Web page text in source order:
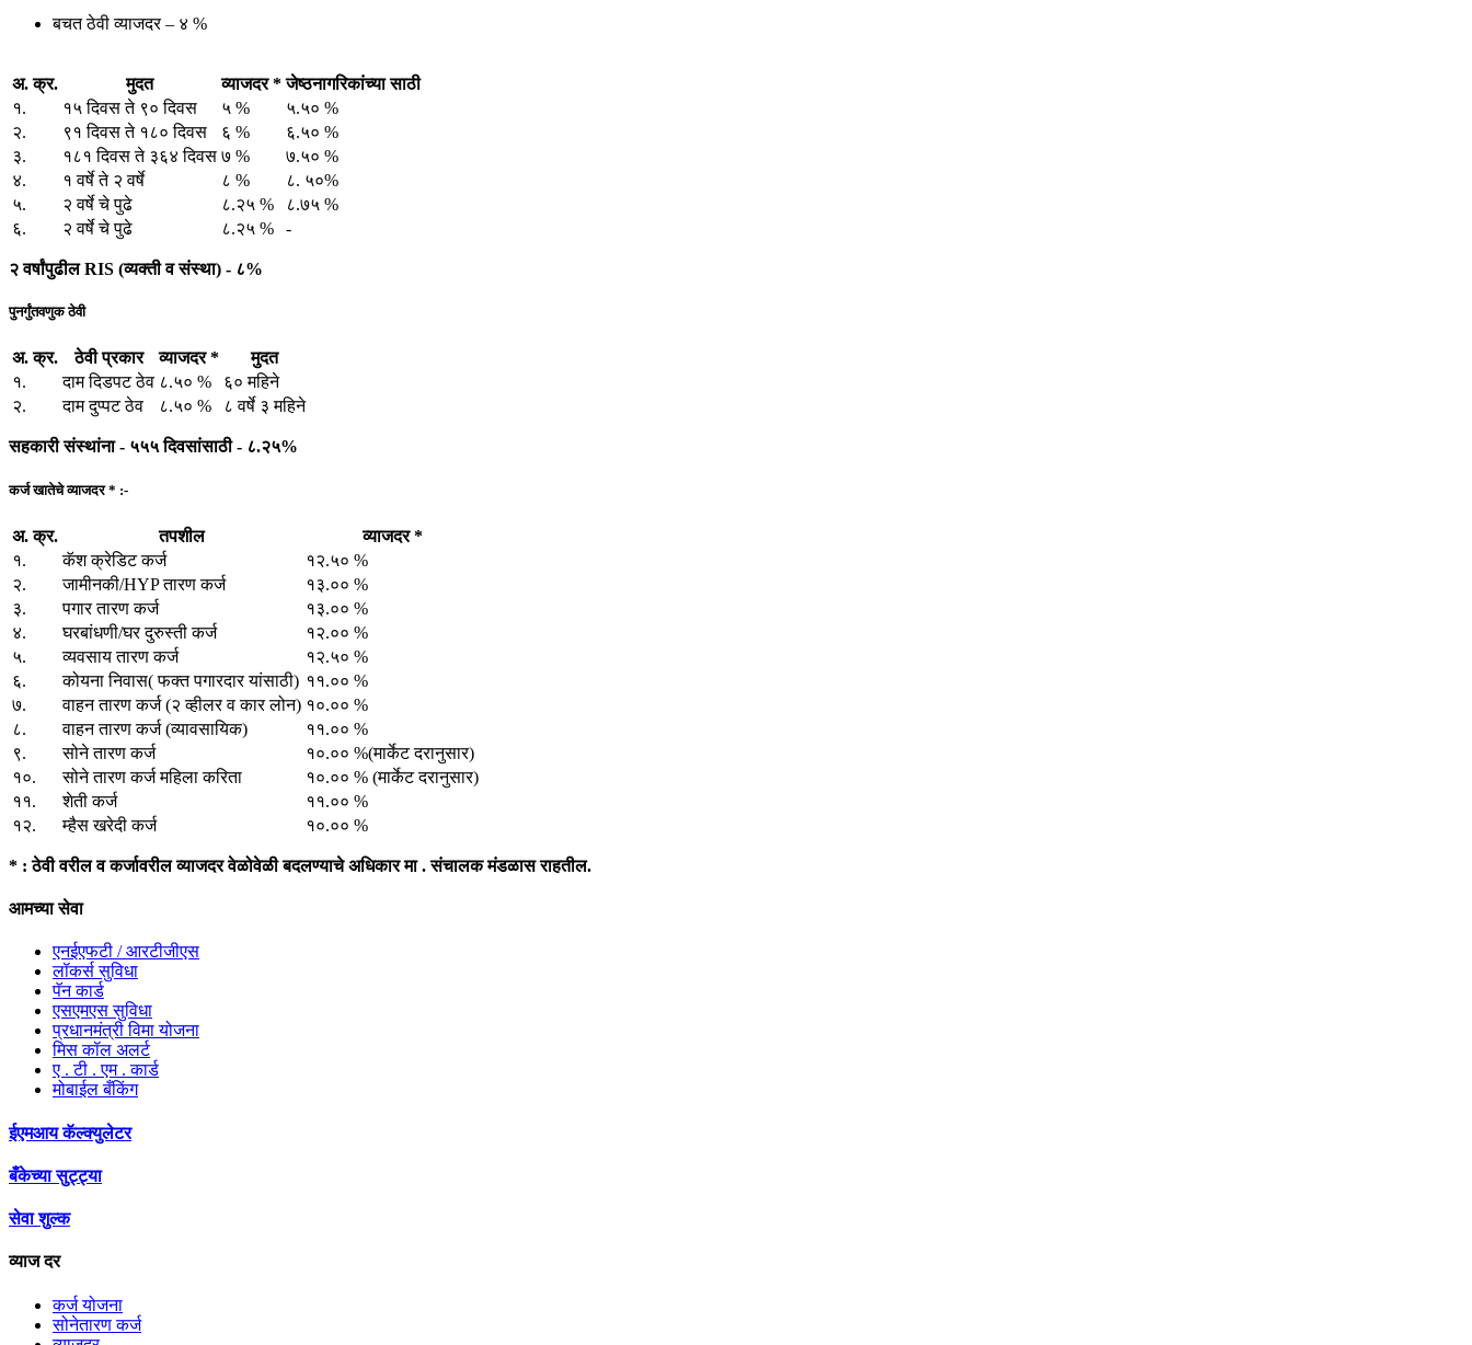
बचत ठेवी व्याजदर – ४ %
अ. क्र. मुदत व्याजदर * जेष्ठनागरिकांच्या साठी
१.
१५ दिवस ते ९० दिवस ५ %
५.५० %
२.
९१ दिवस ते १८० दिवस ६ %
६.५० %
३.
१८१ दिवस ते ३६४ दिवस ७ %
७.५० %
४.
१ वर्षे ते २ वर्षे ८ %
८. ५०%
५.
२ वर्षे चे पुढे ८.२५ %
८.७५ %
६.
२ वर्षे चे पुढे ८.२५ % -
२ वर्षांपुढील RIS (व्यक्ती व संस्था) - ८%
पुनर्गुंतवणुक ठेवी
अ. क्र. ठेवी प्रकार व्याजदर *
मुदत
१.
दाम दिडपट ठेव ८.५० %
६० महिने
२.
दाम दुप्पट ठेव ८.५० % ८ वर्षे ३ महिने
सहकारी संस्थांना - ५५५ दिवसांसाठी - ८.२५%
कर्ज खातेचे व्याजदर * :-
अ. क्र. तपशील
व्याजदर *
१.
कॅश क्रेडिट कर्ज
१२.५० %
२.
जामीनकी/HYP तारण कर्ज
१३.०० %
३.
पगार तारण कर्ज
१३.०० %
४.
घरबांधणी/घर दुरुस्ती कर्ज
१२.०० %
५.
व्यवसाय तारण कर्ज
१२.५० %
६.
कोयना निवास( फक्त पगारदार यांसाठी) ११.०० %
७.
वाहन तारण कर्ज (२ व्हीलर व कार लोन) १०.०० %
८.
वाहन तारण कर्ज (व्यावसायिक)
११.०० %
९.
सोने तारण कर्ज
१०.०० %(मार्केट दरानुसार)
१०.
सोने तारण कर्ज महिला करिता
१०.०० % (मार्केट दरानुसार)
११.
शेती कर्ज
११.०० %
१२.
म्हैस खरेदी कर्ज १०.०० %
* : ठेवी वरील व कर्जावरील व्याजदर वेळोवेळी बदलण्याचे अधिकार मा . संचालक मंडळास राहतील.
आमच्या सेवा
एनईएफटी / आरटीजीएस
लॉकर्स सुविधा
पॅन कार्ड
एसएमएस सुविधा
प्रधानमंत्री विमा योजना
मिस कॉल अलर्ट
ए . टी . एम . कार्ड
मोबाईल बँकिंग
ईएमआय कॅल्क्युलेटर
बँकेच्या सुट्ट्या
सेवा शुल्क
व्याज दर
कर्ज योजना
सोनेतारण कर्ज